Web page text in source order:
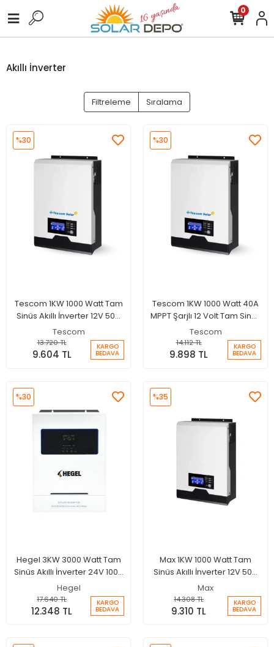
0
Akıllı İnverter
Filtreleme Sıralama
Tescom 1KW 1000 Watt Tam
Sinüs Akıllı İnverter 12V 50A
Şarjlı İnverter
Tescom
%30
13.720 TL
9.604 TL
KARGO
BEDAVA
Tescom 1KW 1000 Watt 40A
MPPT Şarjlı 12 Volt Tam Sinus
Akıllı İnverter
Tescom
%30
14.112 TL
9.898 TL
KARGO
BEDAVA
Hegel 3KW 3000 Watt Tam
Sinüs Akıllı İnverter 24V 100A
MPPT Şarjlı İnverter
Hegel
%30
17.640 TL
12.348 TL
KARGO
BEDAVA
Max 1KW 1000 Watt Tam
Sinüs Akıllı İnverter 12V 50A
Şarjlı İnverter
Max
%35
14.308 TL
9.310 TL
KARGO
BEDAVA